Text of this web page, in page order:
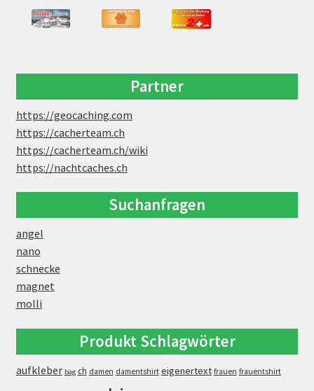
Partner
https://geocaching.com
https://cacherteam.ch
https://cacherteam.ch/wiki
https://nachtcaches.ch
Suchanfragen
angel
nano
schnecke
magnet
molli
Produkt Schlagwörter
aufkleber bag ch damen damentshirt eigenertext frauen frauentshirt